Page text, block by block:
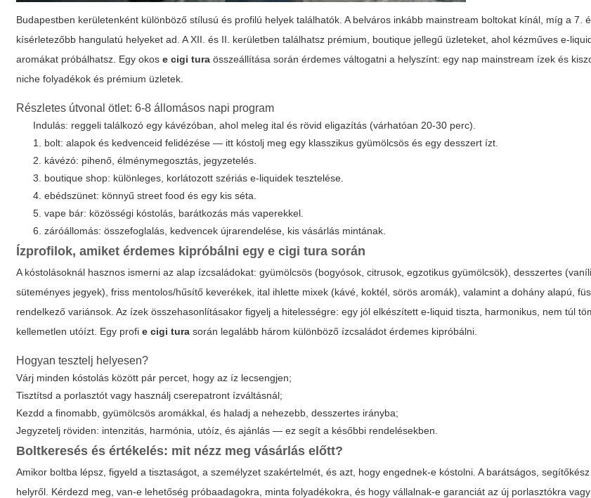
Budapestben kerületenként különböző stílusú és profilú helyek találhatók. A belváros inkább mainstream boltokat kínál, míg a 7.
kísérletezőbb hangulatú helyeket ad. A XII. és II. kerületben találhatsz prémium, boutique jellegű üzleteket, ahol kézműves e-
aromákat próbálhatsz. Egy okose cigi tura összeállítása során érdemes váltogatni a helyszínt: egy nap mainstream ízek és
niche folyadékok és prémium üzletek.
Részletes útvonal ötlet: 6-8 állomásos napi program
Indulás: reggeli találkozó egy kávézóban, ahol meleg ital és rövid eligazítás (várhatóan 20-30 perc).
1. bolt: alapok és kedvenceid felidézése — itt kóstolj meg egy klasszikus gyümölcsös és egy desszert ízt.
2. kávézó: pihenő, élménymegosztás, jegyzetelés.
3. boutique shop: különleges, korlátozott szériás e-liquidek tesztelése.
4. ebédszünet: könnyű street food és egy kis séta.
5. vape bár: közösségi kóstolás, barátkozás más vaperekkel.
6. záróállomás: összefoglalás, kedvencek újrarendelése, kis vásárlás mintának.
Ízprofilok, amiket érdemes kipróbálni egye cigi tura során
A kóstolásoknál hasznos ismerni az alap ízcsaládokat: gyümölcsös (bogyósok, citrusok, egzotikus gyümölcsök), desszertes
süteményes jegyek), friss mentolos/hűsítő keverékek, ital ihlette mixek (kávé, koktél, sörös aromák), valamint a dohány alapú,
rendelkező variánsok. Az ízek összehasonlításakor figyelj a hitelességre: egy jól elkészített e-liquid tiszta, harmonikus, nem túl
kellemetlen utóízt. Egy profie cigi tura során legalább három különböző ízcsaládot érdemes kipróbálni.
Hogyan tesztelj helyesen?
Várj minden kóstolás között pár percet, hogy az íz lecsengjen;
Tisztítsd a porlasztót vagy használj cserepatront ízváltásnál;
Kezdd a finomabb, gyümölcsös aromákkal, és haladj a nehezebb, desszertes irányba;
Jegyzetelj röviden: intenzitás, harmónia, utóíz, és ajánlás — ez segít a későbbi rendelésekben.
Boltkeresés és értékelés: mit nézz meg vásárlás előtt?
Amikor boltba lépsz, figyeld a tisztaságot, a személyzet szakértelmét, és azt, hogy engednek-e kóstolni. A barátságos,
helyről. Kérdezd meg, van-e lehetőség próbaadagokra, minta folyadékokra, és hogy vállalnak-e garanciát az új porlasztókra